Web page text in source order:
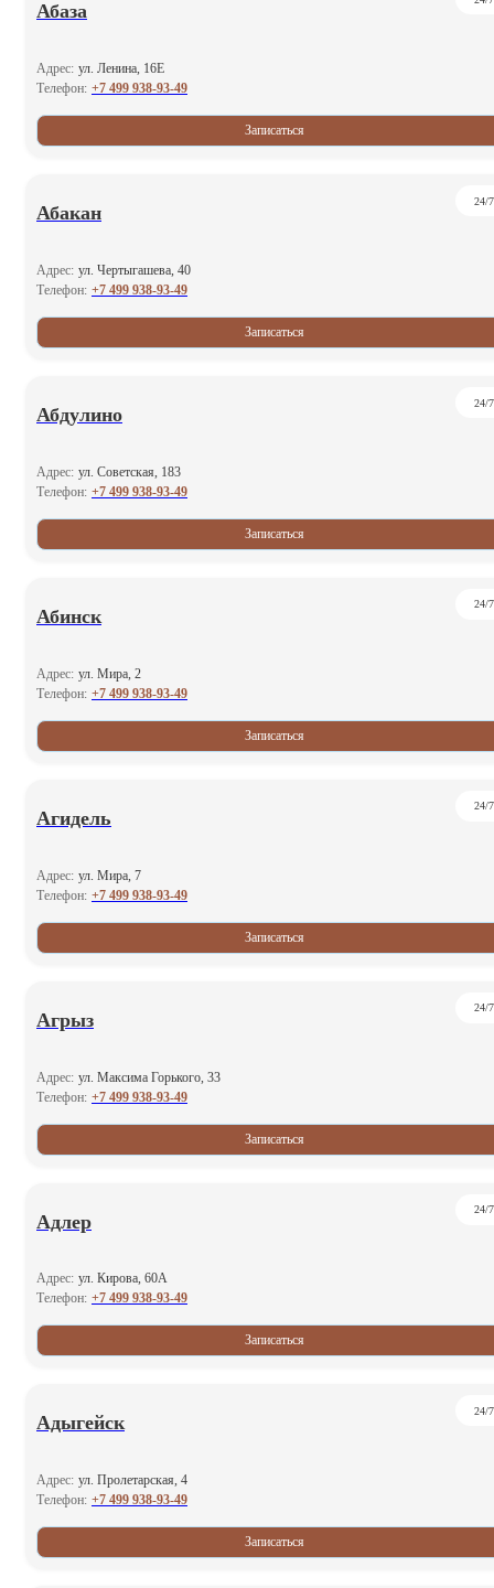
Абаза
Адрес: ул. Ленина, 16Е
Телефон: +7 499 938-93-49
Записаться
Абакан
24/7
Адрес: ул. Чертыгашева, 40
Телефон: +7 499 938-93-49
Записаться
Абдулино
24/7
Адрес: ул. Советская, 183
Телефон: +7 499 938-93-49
Записаться
Абинск
24/7
Адрес: ул. Мира, 2
Телефон: +7 499 938-93-49
Записаться
Агидель
24/7
Адрес: ул. Мира, 7
Телефон: +7 499 938-93-49
Записаться
Агрыз
24/7
Адрес: ул. Максима Горького, 33
Телефон: +7 499 938-93-49
Записаться
Адлер
24/7
Адрес: ул. Кирова, 60А
Телефон: +7 499 938-93-49
Записаться
Адыгейск
24/7
Адрес: ул. Пролетарская, 4
Телефон: +7 499 938-93-49
Записаться